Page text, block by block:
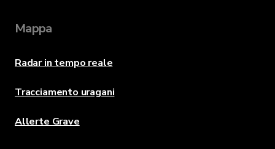
Mappa
Radar in tempo reale
Tracciamento uragani
Allerte Grave